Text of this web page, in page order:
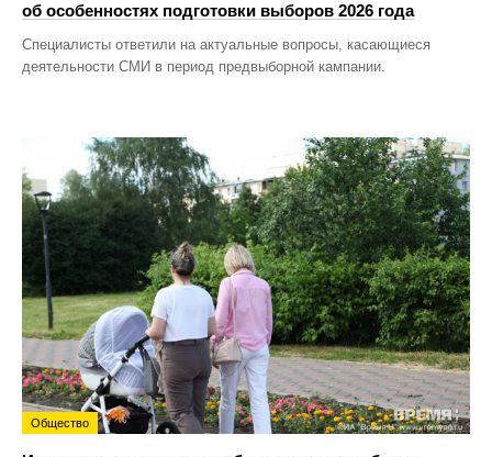
об особенностях подготовки выборов 2026 года
Специалисты ответили на актуальные вопросы, касающиеся
деятельности СМИ в период предвыборной кампании.
Общество